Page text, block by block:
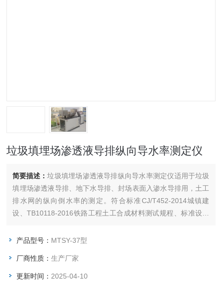
垃圾填埋场渗透液导排纵向导水率测定仪
简要描述：垃圾填埋场渗透液导排纵向导水率测定仪适用于垃圾
填埋场渗透液导排、地下水导排、封场表面入渗水导排用，土工
排水网的纵向倒水率的测定。符合标准CJ/T452-2014城镇建
设、TB10118-2016铁路工程土工合成材料测试规程、标准设计
产品型号： MTSY-37型
厂商性质：生产厂家
更新时间： 2025-04-10